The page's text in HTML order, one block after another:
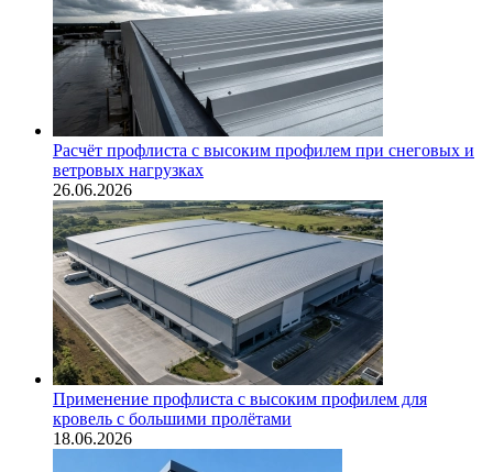
Расчёт профлиста с высоким профилем при снеговых и
ветровых нагрузках
26.06.2026
Применение профлиста с высоким профилем для
кровель с большими пролётами
18.06.2026